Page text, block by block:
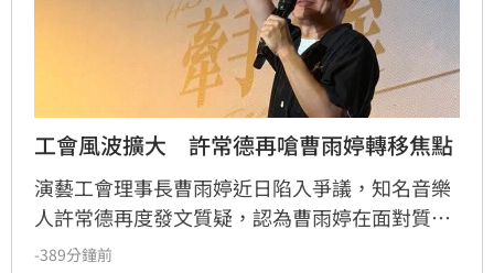
工會風波擴大　許常德再嗆曹雨婷轉移焦點
演藝工會理事長曹雨婷近日陷入爭議，知名音樂
人許常德再度發文質疑，認為曹雨婷在面對質疑
時，不應反問資深藝人池秋美關於田路路協助的
-389分鐘前